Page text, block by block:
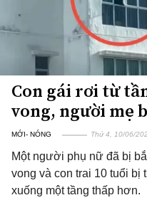
Con gái rơi từ
vong, người mẹ
MỚI- NÓNG Thứ 4, 10/06/
Một người phụ nữ đã bị
vong và con trai 10 tuổi
xuống một tầng thấp hơn.